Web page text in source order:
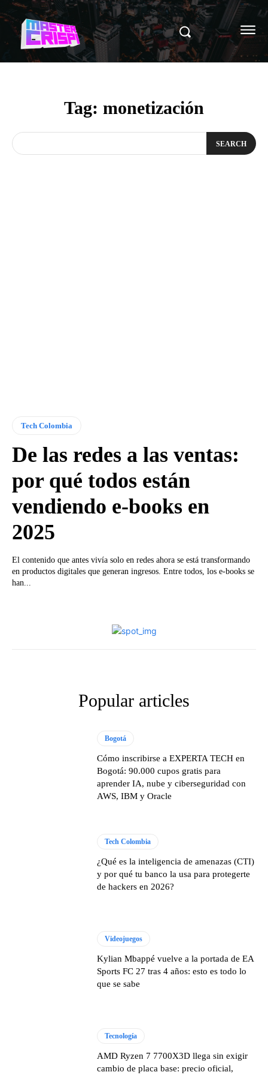
Tag: monetización
SEARCH
Tech Colombia
De las redes a las ventas:
por qué todos están
vendiendo e-books en
2025
El contenido que antes vivía solo en redes ahora se está transformando
en productos digitales que generan ingresos. Entre todos, los e-books se
han...
Popular articles
Bogotá
Cómo inscribirse a EXPERTA TECH en
Bogotá: 90.000 cupos gratis para
aprender IA, nube y ciberseguridad con
AWS, IBM y Oracle
Tech Colombia
¿Qué es la inteligencia de amenazas (CTI)
y por qué tu banco la usa para protegerte
de hackers en 2026?
Videojuegos
Kylian Mbappé vuelve a la portada de EA
Sports FC 27 tras 4 años: esto es todo lo
que se sabe
Tecnología
AMD Ryzen 7 7700X3D llega sin exigir
cambio de placa base: precio oficial,